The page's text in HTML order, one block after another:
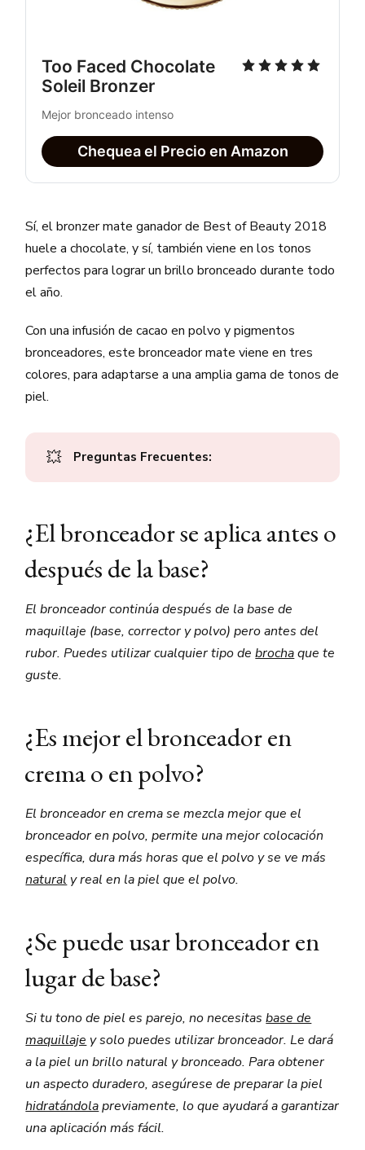
Too Faced Chocolate
Soleil Bronzer
Mejor bronceado intenso
Chequea el Precio en Amazon
Sí, el bronzer mate ganador de Best of Beauty 2018
huele a chocolate, y sí, también viene en los tonos
perfectos para lograr un brillo bronceado durante todo
el año.
Con una infusión de cacao en polvo y pigmentos
bronceadores, este bronceador mate viene en tres
colores, para adaptarse a una amplia gama de tonos de
piel.
💥 Preguntas Frecuentes:
¿El bronceador se aplica antes o
después de la base?
El bronceador continúa después de la base de
maquillaje (base, corrector y polvo) pero antes del
rubor. Puedes utilizar cualquier tipo debrochaque te
guste.
¿Es mejor el bronceador en
crema o en polvo?
El bronceador en crema se mezcla mejor que el
bronceador en polvo, permite una mejor colocación
específica, dura más horas que el polvo y se ve más
natural y real en la piel que el polvo.
¿Se puede usar bronceador en
lugar de base?
Si tu tono de piel es parejo, no necesitasbase de
maquillaje y solo puedes utilizar bronceador. Le dará
a la piel un brillo natural y bronceado. Para obtener
un aspecto duradero, asegúrese de preparar la piel
hidratándolapreviamente, lo que ayudará a garantizar
una aplicación más fácil.